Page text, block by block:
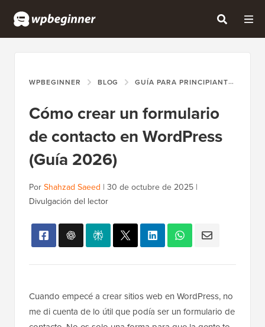
WPBEGINNER BLOG GUÍA PARA PRINCIPIANTES
Cómo crear un formulario
de contacto en WordPress
(Guía 2026)
PorShahzad Saeed | 30 de octubre de 2025 |
Divulgación del lector
Cuando empecé a crear sitios web en WordPress, no
me di cuenta de lo útil que podía ser un formulario de